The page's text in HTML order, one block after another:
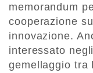
memorandum
cooperazione
innovazione.
interessato
gemellaggio tra